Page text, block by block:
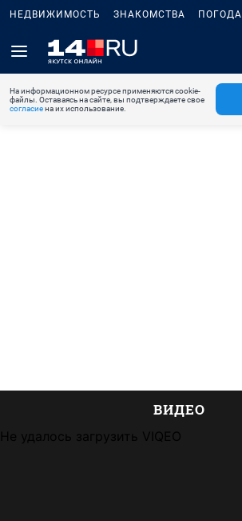
НЕДВИЖИМОСТЬ ЗНАКОМСТВА ПОГОДА
На информационном ресурсе применяются cookie-
файлы. Оставаясь на сайте, вы подтверждаете свое
согласиена их использование.
ВИДЕО
Не удалось загрузить VIQEO